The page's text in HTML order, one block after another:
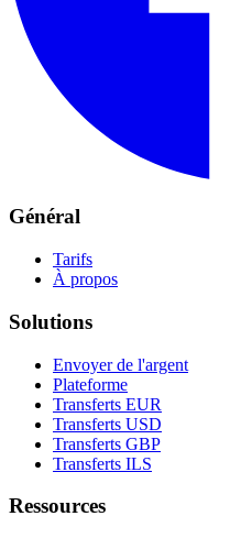
Général
Tarifs
À propos
Solutions
Envoyer de l'argent
Plateforme
Transferts EUR
Transferts USD
Transferts GBP
Transferts ILS
Ressources